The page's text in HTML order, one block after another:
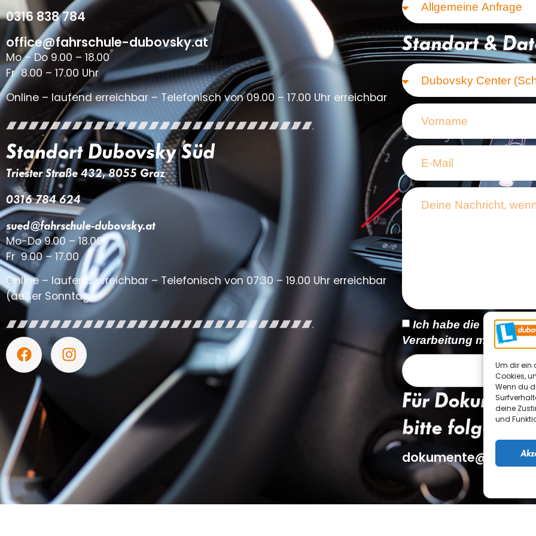
Um dir ein
Cookies,
Wenn du
deine
und
0316 838 784
office@fahrschule-dubovsky.at
Mo – Do 9.00 – 18.00
Fr 8.00 – 17.00 Uhr
Online – laufend erreichbar – Telefonisch von 09.00 – 17.00 Uhr erreichbar
Standort Dubovsky Süd
Triester Straße 432, 8055 Graz
0316 784 624
sued@fahrschule-dubovsky.at
Mo-Do 9.00 – 18.00
Fr 9.00 – 17.00
Online – laufend erreichbar – Telefonisch von 07:30 – 19.00 Uhr erreichbar
(außer Sonntag)
Standort &
Ich habe die
Verarbeitung meiner
Für
bitte folgende